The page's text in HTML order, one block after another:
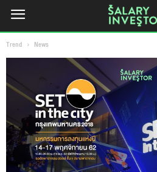
Trend News